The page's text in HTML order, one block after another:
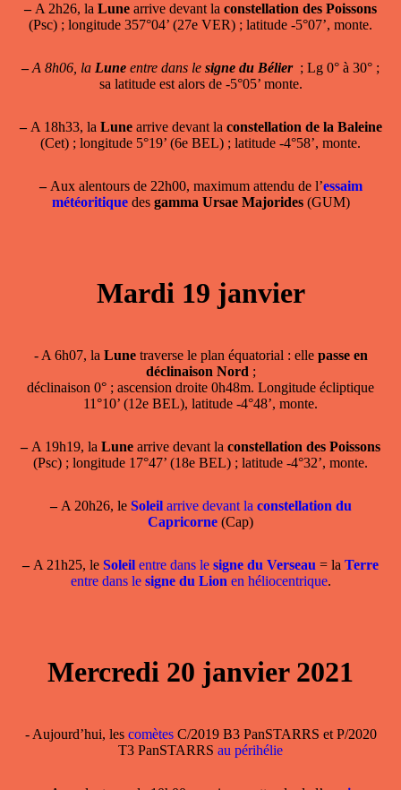
–A 2h26, la Lune arrive devant la constellation des Poissons
(Psc) ; longitude 357°04’ (27e VER) ; latitude -5°07’, monte.
– A 8h06, la Lune entre dans le signe du Bélier ; Lg 0° à 30° ;
sa latitude est alors de -5°05’ monte.
–A 18h33, la Lunearrive devant la constellation de la Baleine
(Cet) ; longitude 5°19’ (6e BEL) ; latitude -4°58’, monte.
–Aux alentours de 22h00, maximum attendu de l’essaim
météoritiquedes gamma Ursae Majorides(GUM)
Mardi 19 janvier
- A 6h07, la Lunetraverse le plan équatorial : elle passe en
déclinaison Nord ;
déclinaison 0° ; ascension droite 0h48m. Longitude écliptique
11°10’ (12e BEL), latitude -4°48’, monte.
–A 19h19, la Lune arrive devant la constellation des Poissons
(Psc) ; longitude 17°47’ (18e BEL) ; latitude -4°32’, monte.
–A 20h26, le Soleilarrive devant la constellation du
Capricorne (Cap)
–A 21h25, le Soleil entre dans le signe du Verseau = la Terre
entre dans le signe du Lion en héliocentrique.
Mercredi 20 janvier 2021
- Aujourd’hui, les comètesC/2019 B3 PanSTARRS et P/2020
T3 PanSTARRS au périhélie